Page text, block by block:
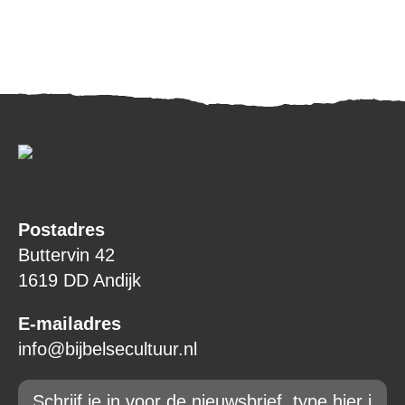
Postadres
Buttervin 42
1619 DD Andijk
E-mailadres
info@bijbelsecultuur.nl
Email